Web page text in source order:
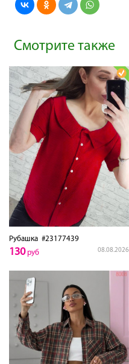
Смотрите также
Рубашка #23177439
08.08.2026
130руб